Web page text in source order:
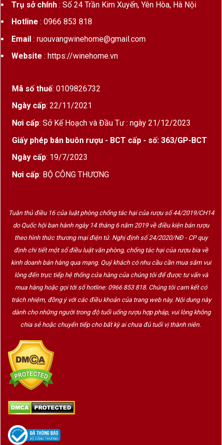
toàn thế giới
Có thương hiệu và nổi tiếng trên toàn Thế Giới
Các loại decanter khác
Các sản phẩm khui rượu vang
Bình thở rượu vang (Decanter) là gì?
Bình thở rượu vang (Decanter)
Bình thở rượu vang (Decanter) là một phụ kiện
quan trọng giúp rượu vang phát huy hết hương vị
và tiềm năng của nó. Không chỉ có giá trị thực tế,
decanter còn mang ý nghĩa thẩm mỹ và nghệ thuật
trong văn hóa thưởng thức rượu vang.
Dưới đây là phân tích chi tiết về nguồn gốc, ý
nghĩa và các loại bình thở rượu vang, kèm theo
hình ảnh minh họa.
1. Nguồn Gốc Của Bình Thở Rượu Vang
Trụ sở chính: Số 24 Trần Kim Xuyến, Yên Hòa, Hà Nội
Hotline : 0966 853 818
Email: ruouvangwinehome@gmail.com
Website : https://winehome.vn
Mã số thuế: 0109826732
Ngày cấp: 22/11/2021
Nơi cấp: Sở Kế Hoạch và Đầu Tư : ngày 21/12/2023
Giấy phép bán buôn rượu - BCT cấp - số: 363/GP-BCT
Ngày cấp: 19/7/2023
Nơi cấp: BỘ CÔNG THƯƠNG
Tuân thủ điều 16 của luật phòng chống tác hại của rượu số 44/2019/CH14
do Quốc hội ban hành ngày 14 tháng 6 năm 2019 về điều kiện bán rượu
theo hình thức thương mại điện tử. Nghị định số 24/2020/NĐ - CP quy
định chi tiết một số điều luật văn phòng, chống tác hại của rượu bia về
kinh doanh bán hàng qua mạng. Quý khách có nhu cầu cần mua sắm vui
lòng đến trực tiếp hệ thống cửa hàng của chúng tôi để được tư vấn và
mua hàng hoặc gọi tới số hotline: 0966 853 818. Chúng tôi cam kết có
trách nhiệm, đồng ý với các điều khoản của trang web này. Nội dung này
dành cho những người trong độ tuổi uống rượu hợp pháp, vui lòng không
chia sẻ hoặc chuyển tiếp cho bất kỳ ai chưa đủ tuổi vị thành niên.